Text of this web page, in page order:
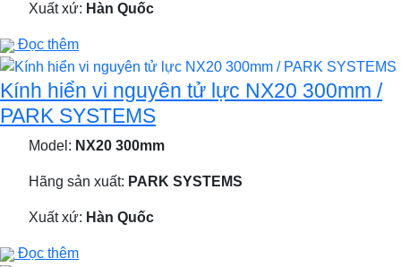
Xuất xứ: Hàn Quốc
Đọc thêm
Kính hiển vi nguyên tử lực NX20 300mm /
PARK SYSTEMS
Model: NX20 300mm
Hãng sản xuất: PARK SYSTEMS
Xuất xứ: Hàn Quốc
Đọc thêm